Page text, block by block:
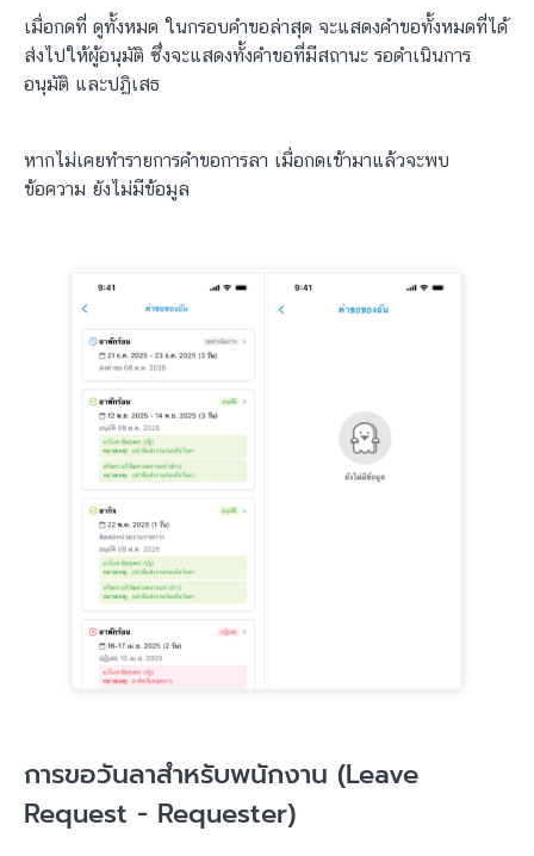
เมื่อกดที่ ดูทั้งหมด ในกรอบคำขอล่าสุด จะแสดงคำขอทั้งหมดที่ได้
ส่งไปให้ผู้อนุมัติ ซึ่งจะแสดงทั้งคำขอที่มีสถานะ รอดำเนินการ
อนุมัติ และปฏิเสธ
หากไม่เคยทำรายการคำขอการลา เมื่อกดเข้ามาแล้วจะพบ
ข้อความ ยังไม่มีข้อมูล
การขอวันลาสำหรับพนักงาน (Leave
Request - Requester)